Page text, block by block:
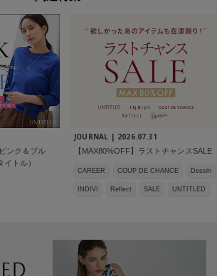
ンク＆ブル
トル）
JOURNAL | 2026.07.31
【MAX80%OFF】ラストチャンスSALE
CAREER COUP DE CHANCE Dessin
INDIVI Reflect SALE UNTITLED